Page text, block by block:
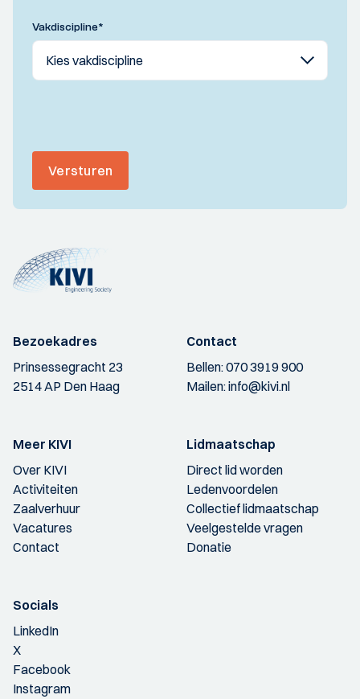
Vakdiscipline*
Versturen
Bezoekadres
Prinsessegracht 23
2514 AP Den Haag
Contact
Bellen:070 3919 900
Mailen:info@kivi.nl
Meer KIVI
Over KIVI
Activiteiten
Zaalverhuur
Vacatures
Contact
Lidmaatschap
Direct lid worden
Ledenvoordelen
Collectief lidmaatschap
Veelgestelde vragen
Donatie
Socials
LinkedIn
X
Facebook
Instagram